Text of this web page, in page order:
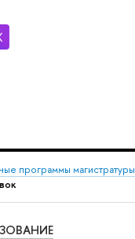
программы магистратуры